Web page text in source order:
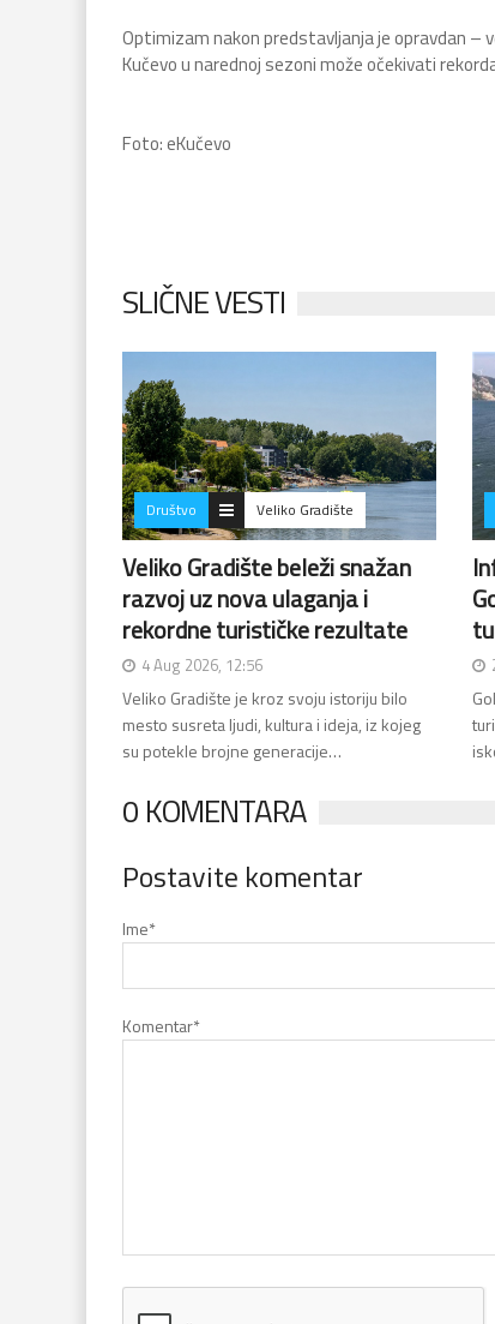
Optimizam nakon predstavljanja je opravdan –
Kučevo u narednoj sezoni može očekivati
Foto: eKučevo
SLIČNE VESTI
Društvo Veliko Gradište
Veliko Gradište beleži snažan
razvoj uz nova ulaganja i
rekordne turističke rezultate
4 Aug 2026, 12:56
Veliko Gradište je kroz svoju istoriju bilo
mesto susreta ljudi, kultura i ideja, iz kojeg
su potekle brojne generacije…
0 KOMENTARA
Postavite komentar
Ime*
Komentar*